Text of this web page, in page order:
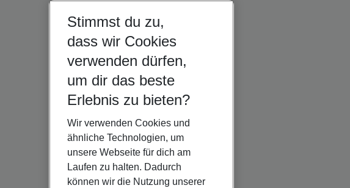
Stimmst du zu,
dass wir Cookies
verwenden dürfen,
um dir das beste
Erlebnis zu bieten?
Wir verwenden Cookies und
ähnliche Technologien, um
unsere Webseite für dich am
Laufen zu halten. Dadurch
können wir die Nutzung unserer